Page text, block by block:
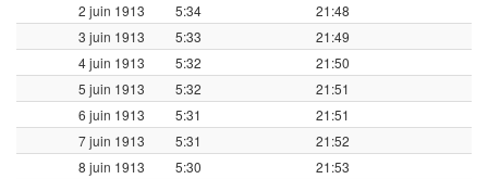
2 juin 1913
5:34
21:48
3 juin 1913
5:33
21:49
4 juin 1913
5:32
21:50
5 juin 1913
5:32
21:51
6 juin 1913
5:31
21:51
7 juin 1913
5:31
21:52
8 juin 1913
5:30
21:53